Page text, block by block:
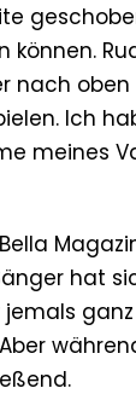
können.
nach
Ich
meines
hat